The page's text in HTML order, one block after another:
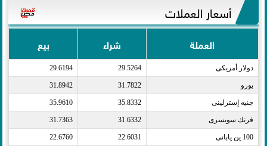
أسعار العملات
العملة شراء بيع
دولار أمريكى​ 29.5264
29.6194
يورو​ 31.7822
31.8942
جنيه إسترلينى​ 35.8332
35.9610
فرنك سويسرى​ 31.6332
31.7363
100 ين يابانى​ 22.6031
22.6760